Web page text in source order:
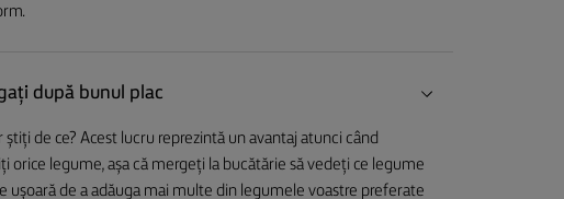
după bunul plac
de ce? Acest lucru reprezintă un avantaj atunci când
orice legume, așa că mergeți la bucătărie să vedeți ce legume
ușoară de a adăuga mai multe din legumele voastre preferate